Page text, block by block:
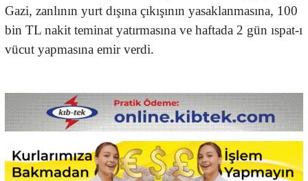
Gazi, zanlının yurt dışına çıkışının yasaklanmasına, 100
bin TL nakit teminat yatırmasına ve haftada 2 gün ıspat-ı
vücut yapmasına emir verdi.